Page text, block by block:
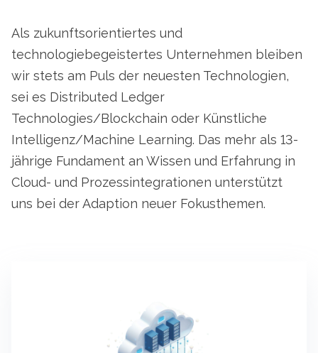
Als zukunftsorientiertes und
technologiebegeistertes Unternehmen bleiben
wir stets am Puls der neuesten Technologien,
sei es Distributed Ledger
Technologies/Blockchain oder Künstliche
Intelligenz/Machine Learning. Das mehr als 13-
jährige Fundament an Wissen und Erfahrung in
Cloud- und Prozessintegrationen unterstützt
uns bei der Adaption neuer Fokusthemen.